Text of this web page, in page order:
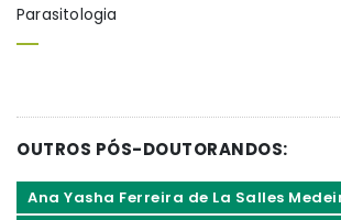
Parasitologia
OUTROS PÓS-DOUTORANDOS:
Ana Yasha Ferreira de La Salles